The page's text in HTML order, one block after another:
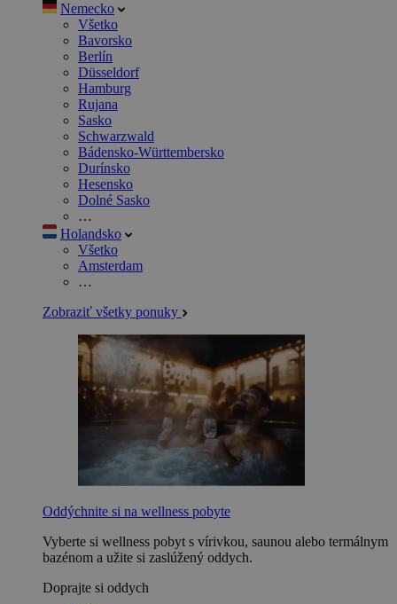
Nemecko
Všetko
Bavorsko
Berlín
Düsseldorf
Hamburg
Rujana
Sasko
Schwarzwald
Bádensko-Württembersko
Durínsko
Hesensko
Dolné Sasko
…
Holandsko
Všetko
Amsterdam
…
Zobraziť všetky ponuky
Oddýchnite si na wellness pobyte
Vyberte si wellness pobyt s vírivkou, saunou alebo termálnym
bazénom a užite si zaslúžený oddych.
Doprajte si oddych